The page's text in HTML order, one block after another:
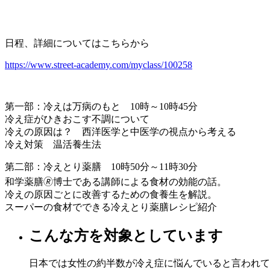
日程、詳細についてはこちらから
https://www.street-academy.com/myclass/100258
第一部：冷えは万病のもと 10時～10時45分
冷え症がひきおこす不調について
冷えの原因は？ 西洋医学と中医学の視点から考える
冷え対策 温活養生法
第二部：冷えとり薬膳 10時50分～11時30分
和学薬膳🄬博士である講師による食材の効能の話。
冷えの原因ごとに改善するための食養生を解説。
スーパーの食材でできる冷えとり薬膳レシピ紹介
こんな方を対象としています
日本では女性の約半数が冷え症に悩んでいると言われ